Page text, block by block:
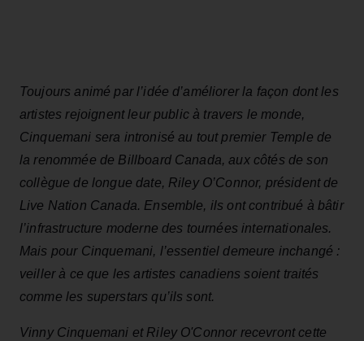
Toujours animé par l’idée d’améliorer la façon dont les
artistes rejoignent leur public à travers le monde,
Cinquemani sera intronisé au tout premier Temple de
la renommée de Billboard Canada, aux côtés de son
collègue de longue date, Riley O’Connor, président de
Live Nation Canada. Ensemble, ils ont contribué à bâtir
l’infrastructure moderne des tournées internationales.
Mais pour Cinquemani, l’essentiel demeure inchangé :
veiller à ce que les artistes canadiens soient traités
comme les superstars qu’ils sont.
Vinny Cinquemani et Riley O'Connor recevront cette